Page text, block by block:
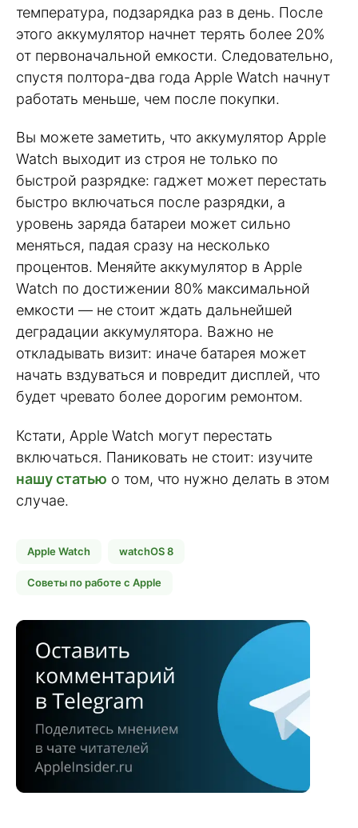
температура, подзарядка раз в день. После
этого аккумулятор начнет терять более 20%
от первоначальной емкости. Следовательно,
спустя полтора-два года Apple Watch начнут
работать меньше, чем после покупки.
Вы можете заметить, что аккумулятор Apple
Watch выходит из строя не только по
быстрой разрядке: гаджет может перестать
быстро включаться после разрядки, а
уровень заряда батареи может сильно
меняться, падая сразу на несколько
процентов. Меняйте аккумулятор в Apple
Watch по достижении 80% максимальной
емкости — не стоит ждать дальнейшей
деградации аккумулятора. Важно не
откладывать визит: иначе батарея может
начать вздуваться и повредит дисплей, что
будет чревато более дорогим ремонтом.
Кстати, Apple Watch могут перестать
включаться. Паниковать не стоит: изучите
нашу статью о том, что нужно делать в этом
случае.
Apple Watch watchOS 8
Советы по работе с Apple